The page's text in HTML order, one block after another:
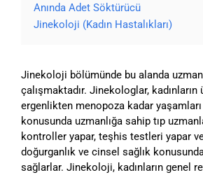
Anında Adet Söktürücü
Jinekoloji (Kadın Hastalıkları)
Jinekoloji bölümünde bu alanda
çalışmaktadır. Jinekologlar, kadınların
ergenlikten menopoza kadar
konusunda uzmanlığa sahip tıp
kontroller yapar, teşhis testleri yapar
doğurganlık ve cinsel sağlık
sağlarlar. Jinekoloji, kadınların genel